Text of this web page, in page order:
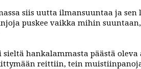
siis uutta ilmansuuntaa ja
puskee vaikka mihin
hankalammasta päästä oleva
reittiin, tein